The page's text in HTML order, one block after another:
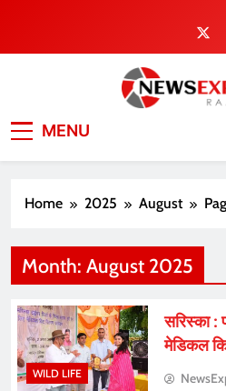
content
MENU
Home 2025 August
Month: August 2025
WILD LIFE
सरिस्का :
मेडिकल